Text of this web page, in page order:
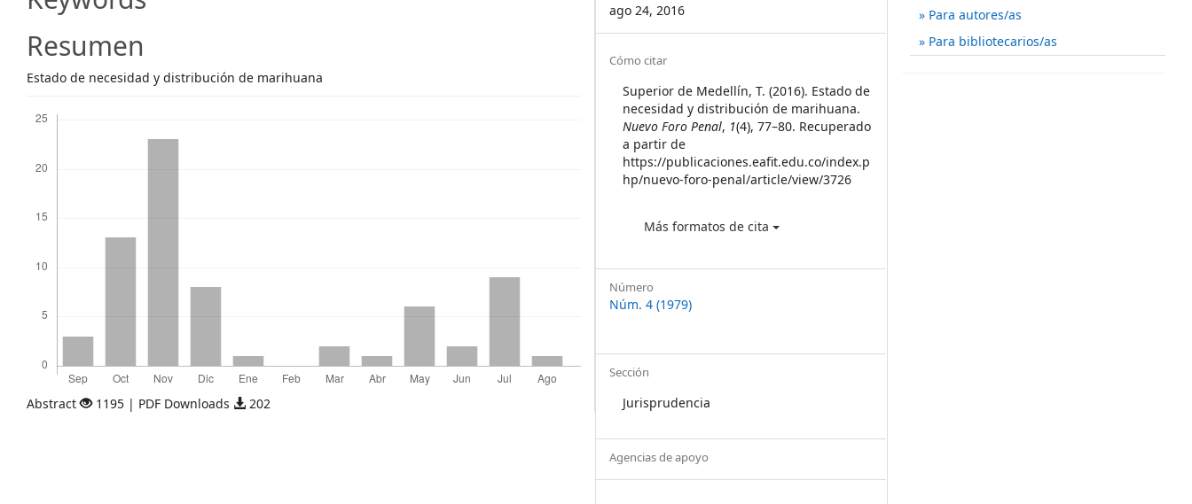
Content
Resumen
Estado de necesidad y distribución de marihuana
Abstract 1195 | PDF Downloads 202
ago 24, 2016
Article
Details
Cómo citar
Superior de Medellín, T. (2016). Estado de
necesidad y distribución de marihuana.
Nuevo Foro Penal, 1(4), 77–80. Recuperado
a partir de
https://publicaciones.eafit.edu.co/index.p
hp/nuevo-foro-penal/article/view/3726
Más formatos de cita
Número
Núm. 4 (1979)
Sección
Jurisprudencia
Agencias de apoyo
Para autores/as
Para bibliotecarios/as